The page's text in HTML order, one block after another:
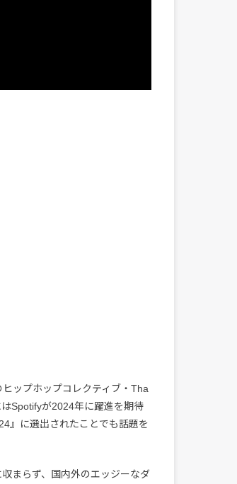
ップホップコレクティブ・Tha
Spotifyが2024年に躍進を期待
』に選出されたことでも話題を
まらず、国内外のエッジーなダ